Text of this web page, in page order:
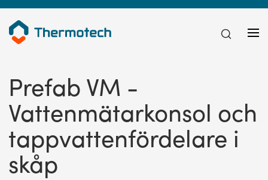
Prefab VM -
Vattenmätarkonsol och
tappvattenfördelare i
skåp